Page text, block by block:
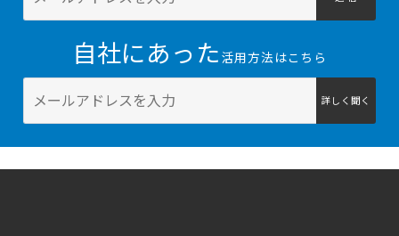
自社にあった 活用方法はこちら
詳しく聞く